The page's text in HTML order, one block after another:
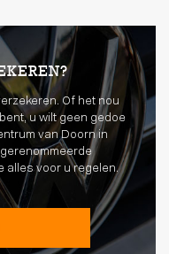
Of het nou
u wilt geen gedoe
van Doorn in
alles voor u regelen.